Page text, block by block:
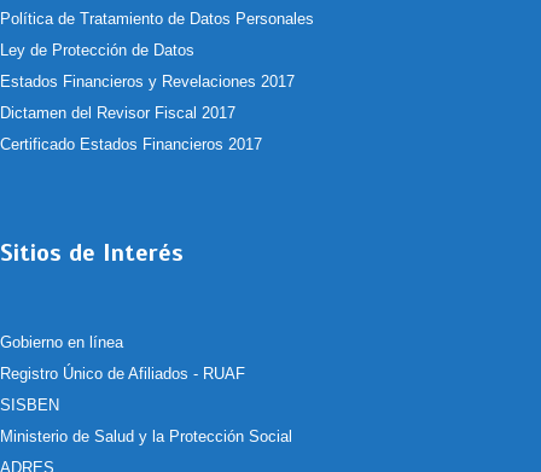
Política de Tratamiento de Datos Personales
Ley de Protección de Datos
Estados Financieros y Revelaciones 2017
Dictamen del Revisor Fiscal 2017
Certificado Estados Financieros 2017
Sitios de Interés
Gobierno en línea
Registro Único de Afiliados - RUAF
SISBEN
Ministerio de Salud y la Protección Social
ADRES